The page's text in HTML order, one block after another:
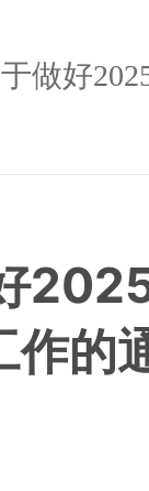
做好
作的